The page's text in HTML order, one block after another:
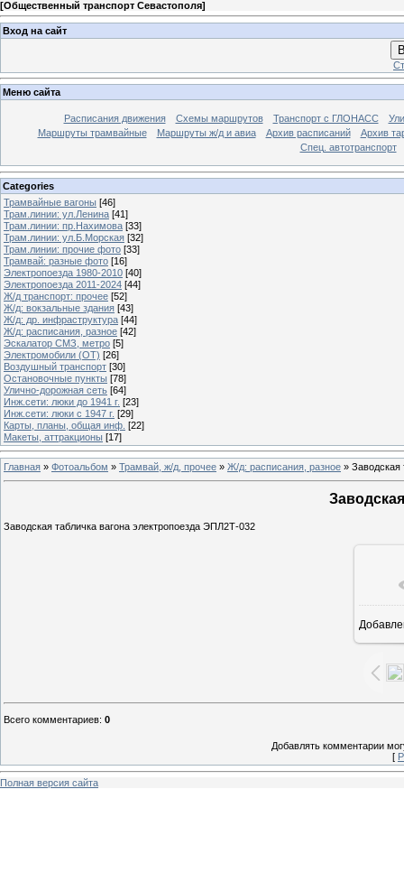
[Общественный транспорт Севастополя]
Вход на сайт
Меню сайта
Расписания движения Схемы маршрутов Транспорт с ГЛОНАСС
Маршруты трамвайные
Маршруты ж/д и авиа Архив расписаний
Архив
Спец. автотранспорт
Categories
Трамвайные вагоны [46]
Трам.линии: ул.Ленина [41]
Трам.линии: пр.Нахимова [33]
Трам.линии: ул.Б.Морская [32]
Трам.линии: прочие фото [33]
Трамвай: разные фото [16]
Электропоезда 1980-2010 [40]
Электропоезда 2011-2024 [44]
Ж/д транспорт: прочее [52]
Ж/д: вокзальные здания [43]
Ж/д: др. инфраструктура [44]
Ж/д: расписания, разное [42]
Эскалатор СМЗ, метро [5]
Электромобили (ОТ) [26]
Воздушный транспорт [30]
Остановочные пункты [78]
Улично-дорожная сеть [64]
Инж.сети: люки до 1941 г. [23]
Инж.сети: люки с 1947 г. [29]
Карты, планы, общая инф. [22]
Макеты, аттракционы [17]
Главная » Фотоальбом » Трамвай, ж/д, прочее » Ж/д: расписания, разное »
Заводская табличка вагона электропоезда ЭПЛ2Т-032
Всего комментариев: 0
Добавлять комментарии
[
Полная версия сайта